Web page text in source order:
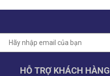
HỖ TRỢ KHÁCH HÀNG